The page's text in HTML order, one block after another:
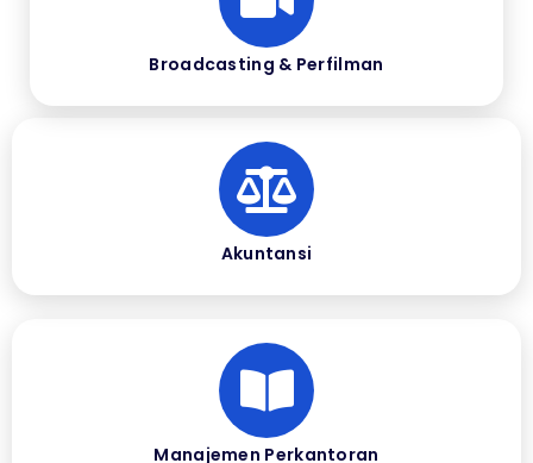
Broadcasting & Perfilman
Akuntansi
Manajemen Perkantoran